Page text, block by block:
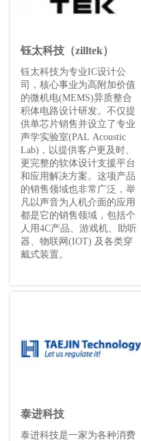
钰太科技（zilltek）
钰太科技为专业IC设计公
司，核心事业为高附加价值
的微机电(MEMS)异质整合
积体电路设计研发。不仅提
供单芯片销售并设立了专业
声学实验室(PAL Acoustic
Lab)，以提供客户更及时、
更完整的软体设计支援平台
和应用解决方案。这项产品
的销售领域也非常广泛，举
凡以声音为人机介面的应用
都是它的销售领域，包括个
人用4C产品、游戏机、助听
器、物联网(IOT) 及各类穿
戴式装置。
泰进科技
泰进科技是一家为各种消费